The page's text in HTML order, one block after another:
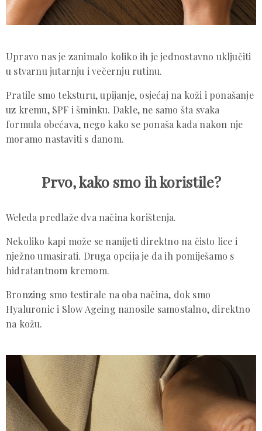
Upravo nas je zanimalo koliko ih je jednostavno uključiti
u stvarnu jutarnju i večernju rutinu.
Pratile smo teksturu, upijanje, osjećaj na koži i ponašanje
uz kremu, SPF i šminku. Dakle, ne samo šta svaka
formula obećava, nego kako se ponaša kada nakon nje
moramo nastaviti s danom.
Prvo, kako smo ih koristile?
Weleda predlaže dva načina korištenja.
Nekoliko kapi može se nanijeti direktno na čisto lice i
nježno umasirati. Druga opcija je da ih pomiješamo s
hidratantnom kremom.
Bronzing smo testirale na oba načina, dok smo
Hyaluronic i Slow Ageing nanosile samostalno, direktno
na kožu.